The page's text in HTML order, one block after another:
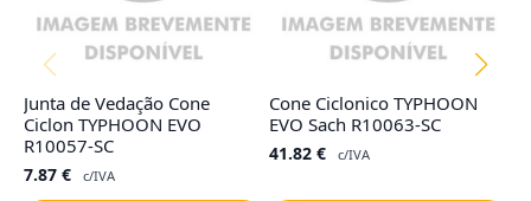
Junta de Vedação Cone
Ciclon TYPHOON EVO
R10057-SC
7.87 € c/IVA
Cone Ciclonico TYPHOON
EVO Sach R10063-SC
41.82 € c/IVA